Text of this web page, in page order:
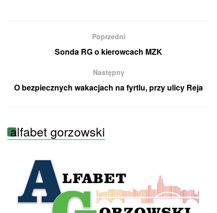
Poprzedni
Sonda RG o kierowcach MZK
Następny
O bezpiecznych wakacjach na fyrtlu, przy ulicy Reja
alfabet gorzowski